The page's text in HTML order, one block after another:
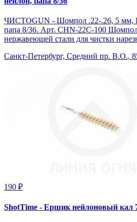
ЧИСТОGUN - Шомпол .22-.26, 5 мм,
папа 8/36. Арт. CHN-22C-100
нержавеющей стали для чистки
Санкт-Петербург, Средний пр. В.О.,
190 ₽
ShotTime - Ершик нейлоновый кал